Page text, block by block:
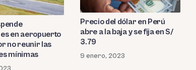
en aeropuerto
no reunir las
mínimas
Precio del dólar en Perú
abre a la baja y se fija en S/
3.79
9 enero, 2023